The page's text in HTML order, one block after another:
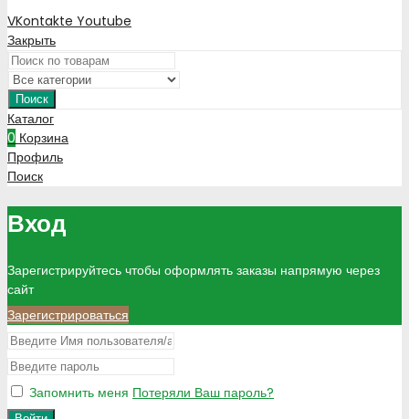
VKontakte Youtube
Закрыть
Поиск
Каталог
0 Корзина
Профиль
Поиск
Вход
Зарегистрируйтесь чтобы оформлять заказы напрямую через
сайт
Зарегистрироваться
Запомнить меня Потеряли Ваш пароль?